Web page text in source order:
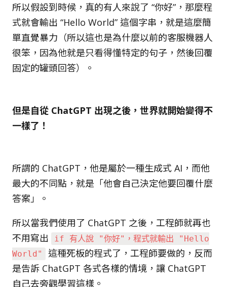
所以假設到時候，真的有人來說了 “你好”，那麼程
式就會輸出 “Hello World” 這個字串，就是這麼簡
單直覺暴力（所以這也是為什麼以前的客服機器人
很笨，因為他就是只看得懂特定的句子，然後回覆
固定的罐頭回答）。
但是自從 ChatGPT 出現之後，世界就開始變得不
一樣了！
所謂的 ChatGPT，他是屬於一種生成式 AI，而他
最大的不同點，就是「他會自己決定他要回覆什麼
答案」。
所以當我們使用了 ChatGPT 之後，工程師就再也
不用寫出
if 有人說 "你好"，程式就輸出 "Hello
World"
這種死板的程式了，工程師要做的，反而
是告訴 ChatGPT 各式各樣的情境，讓 ChatGPT
自己去旁觀學習這樣。